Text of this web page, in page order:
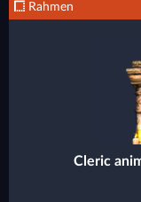
Rahmen
Cleric